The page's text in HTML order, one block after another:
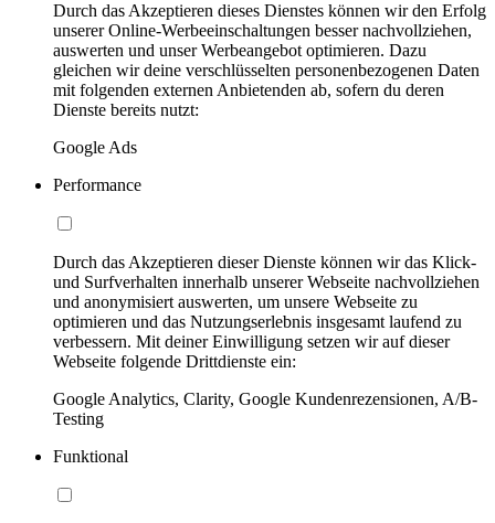
Durch das Akzeptieren dieses Dienstes können wir den Erfolg
unserer Online-Werbeeinschaltungen besser nachvollziehen,
auswerten und unser Werbeangebot optimieren. Dazu
gleichen wir deine verschlüsselten personenbezogenen Daten
mit folgenden externen Anbietenden ab, sofern du deren
Dienste bereits nutzt:
Google Ads
Performance
Durch das Akzeptieren dieser Dienste können wir das Klick-
und Surfverhalten innerhalb unserer Webseite nachvollziehen
und anonymisiert auswerten, um unsere Webseite zu
optimieren und das Nutzungserlebnis insgesamt laufend zu
verbessern. Mit deiner Einwilligung setzen wir auf dieser
Webseite folgende Drittdienste ein:
Google Analytics, Clarity, Google Kundenrezensionen, A/B-
Testing
Funktional